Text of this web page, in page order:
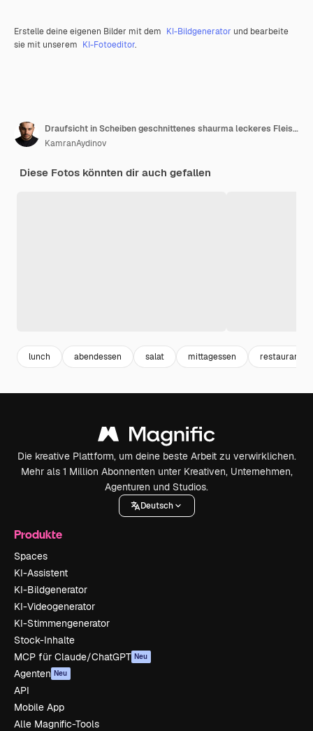
Erstelle deine eigenen Bilder mit dem KI-Bildgenerator und bearbeite
sie mit unserem KI-Fotoeditor.
Draufsicht in Scheiben geschnittenes shaurma leckeres Fleisch- und Salatsandwich auf grauer Oberfläche Burger-Sandwich-Brot-Pita-Fleisch
KamranAydinov
Diese Fotos könnten dir auch gefallen
lunch abendessen salat mittagessen restaurant
Die kreative Plattform, um deine beste Arbeit zu verwirklichen.
Mehr als 1 Million Abonnenten unter Kreativen, Unternehmen,
Agenturen und Studios.
Deutsch
Produkte
Spaces
KI-Assistent
KI-Bildgenerator
KI-Videogenerator
KI-Stimmengenerator
Stock-Inhalte
MCP für Claude/ChatGPT Neu
Agenten Neu
API
Mobile App
Alle Magnific-Tools